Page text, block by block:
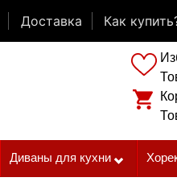
Доставка Как
Диваны для кухни